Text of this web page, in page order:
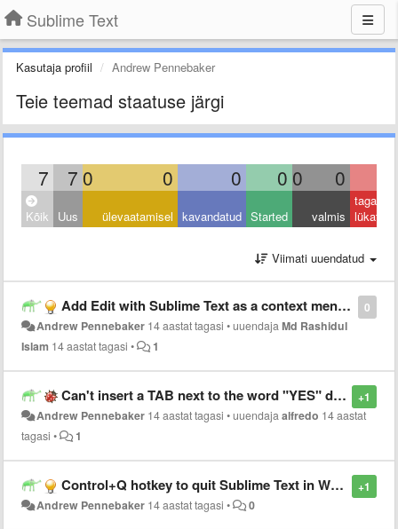
Sublime Text
Kasutaja profiil Andrew Pennebaker
Teie teemad staatuse järgi
7 7 0 0 0 0 0 0
Kõik Uus ülevaatamisel kavandatud Started valmis
tagasi
lükatud
Viimati uuendatud
0
Add Edit with Sublime Text as a context menu option when right-clicking Windows folders
Andrew Pennebaker 14 aastat tagasi •uuendajaMd Rashidul
Islam 14 aastat tagasi • 1
+1
Can't insert a TAB next to the word "YES" due to tab completion "feature"
Andrew Pennebaker 14 aastat tagasi •uuendajaalfredo 14 aastat
tagasi • 1
+1
Control+Q hotkey to quit Sublime Text in Windows?
Andrew Pennebaker 14 aastat tagasi • 0